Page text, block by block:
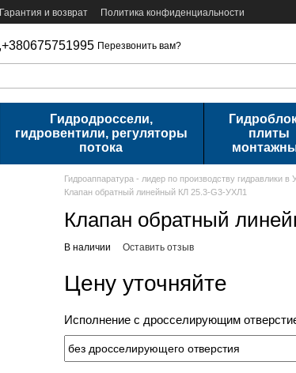
Гарантия и возврат Политика конфиденциальности
+380675751995 Перезвонить вам?
Гидродроссели,
гидровентили, регуляторы
потока
плиты
Гидроаппаратура - лидер по производству гидравлики в
Клапан обратный линейный КЛ 25.3-G3-УХЛ1
Клапан обратный
В наличии Оставить отзыв
Цену уточняйте
Исполнение с дросселирующим